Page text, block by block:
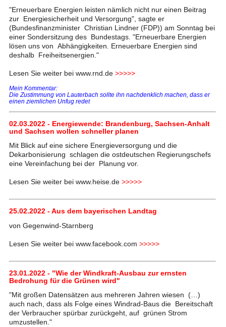
"Erneuerbare Energien leisten nämlich nicht nur einen Beitrag
zur Energiesicherheit und Versorgung", sagte er
(Bundesfinanzminister Christian Lindner (FDP)) am Sonntag bei
einer Sondersitzung des Bundestags. "Erneuerbare Energien
lösen uns von Abhängigkeiten. Erneuerbare Energien sind
deshalb Freiheitsenergien."
Lesen Sie weiter bei www.rnd.de >>>>>
Mein Kommentar:
Die Zustimmung von Lauterbach sollte ihn nachdenklich machen, dass er
einen ziemlichen Unfug redet
02.03.2022 - Energiewende: Brandenburg, Sachsen-Anhalt
und Sachsen wollen schneller planen
Mit Blick auf eine sichere Energieversorgung und die
Dekarbonisierung schlagen die ostdeutschen Regierungschefs
eine Vereinfachung bei der Planung vor.
Lesen Sie weiter bei www.heise.de >>>>>
25.02.2022 - Aus dem bayerischen Landtag
von Gegenwind-Starnberg
Lesen Sie weiter bei www.facebook.com >>>>>
23.01.2022 - "Wie der Windkraft-Ausbau zur ernsten
Bedrohung für die Grünen wird"
"Mit großen Datensätzen aus mehreren Jahren wiesen (…)
auch nach, dass als Folge eines Windrad-Baus die Bereitschaft
der Verbraucher spürbar zurückgeht, auf grünen Strom
umzustellen."